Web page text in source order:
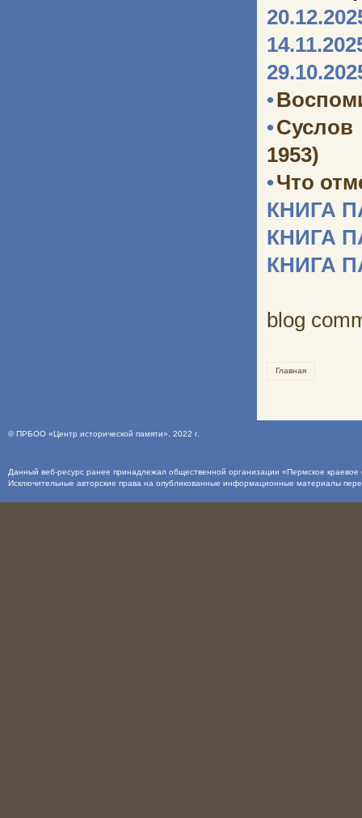
•
•
1953)
•Что
КНИГА
КНИГА
КНИГА
blog
Главная
©ПРБОО «Центр исторической памяти» , 2022 г.
Данный веб-ресурс ранее принадлежал общественной организации «Пермское
Исключительные авторские права на опубликованные информационные материалы